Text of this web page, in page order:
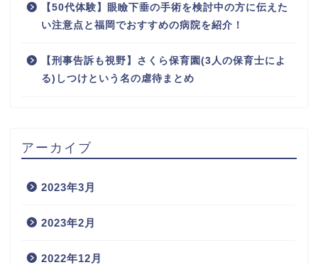
【50代体験】眼瞼下垂の手術を検討中の方に伝えた
い注意点と福岡でおすすめの病院を紹介！
【刑事告訴も視野】さくら保育園(3人の保育士によ
る)しつけという名の虐待まとめ
アーカイブ
2023年3月
2023年2月
2022年12月